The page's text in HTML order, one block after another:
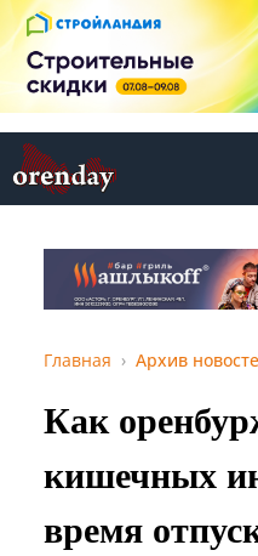
Главная Архив
Как
кишечных
время